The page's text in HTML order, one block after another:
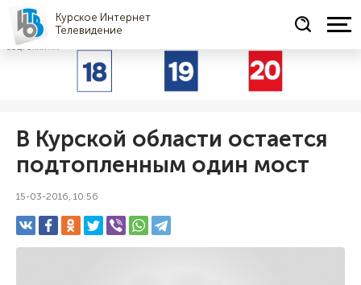
Курское Интернет
Телевидение
СОЦРЕКЛАМА
В Курской области остается
подтопленным один мост
15-03-2016, 10:56